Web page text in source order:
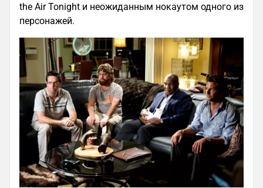
the Air Tonight и неожиданным нокаутом одного из
персонажей.